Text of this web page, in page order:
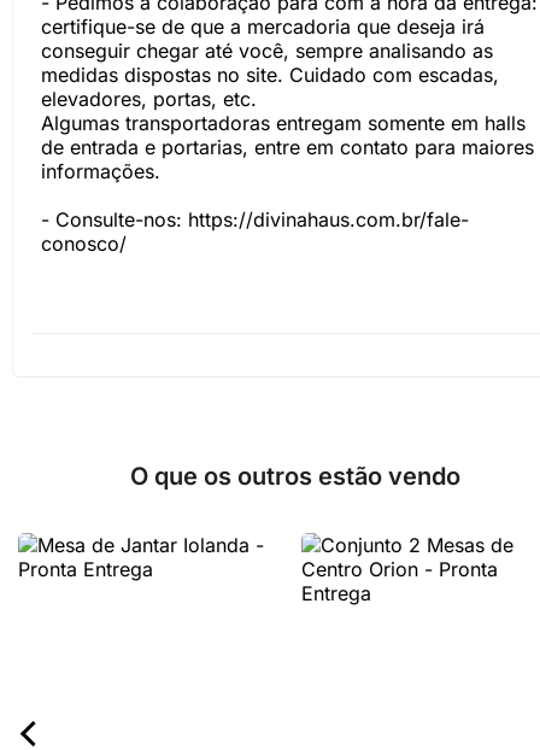
certifique-se de que a mercadoria que deseja irá
conseguir chegar até você, sempre analisando as
medidas dispostas no site. Cuidado com escadas,
elevadores, portas, etc.
Algumas transportadoras entregam somente em halls
de entrada e portarias, entre em contato para maiores
informações.
- Consulte-nos: https://divinahaus.com.br/fale-
conosco/
O que os outros estão vendo